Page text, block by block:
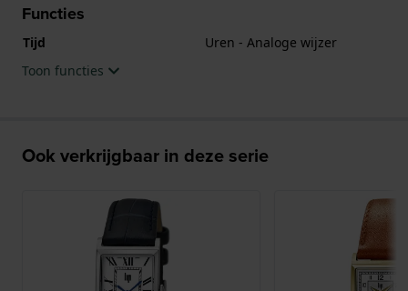
Het horloge is 3ATM. Dit betekent dat het horloge
spatwaterdicht is.. Verder wordt het horloge
Functies
Tijd
Uren - Analoge wijzer
Toon functies
Ook verkrijgbaar in deze serie